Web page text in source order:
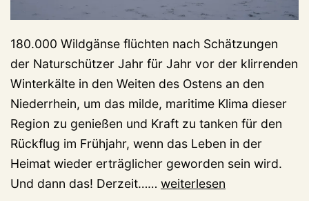
180.000 Wildgänse flüchten nach Schätzungen
der Naturschützer Jahr für Jahr vor der klirrenden
Winterkälte in den Weiten des Ostens an den
Niederrhein, um das milde, maritime Klima dieser
Region zu genießen und Kraft zu tanken für den
Rückflug im Frühjahr, wenn das Leben in der
Heimat wieder erträglicher geworden sein wird.
Und dann das! Derzeit…… Winter-
weiterlesen